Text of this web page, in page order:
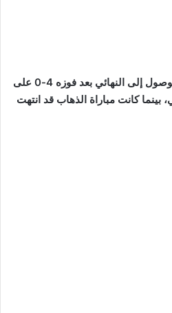
وتمكن فريق ريال مدريد من الوصول إلى النهائي بعد فوزه 4-0 على
كانت مباراة الذهاب قد انتهت